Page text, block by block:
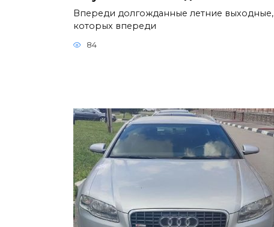
Впереди долгожданные летние выходные,
которых впереди
84